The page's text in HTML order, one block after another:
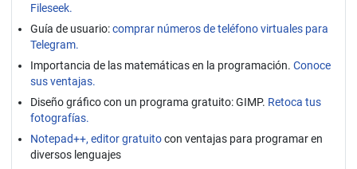
Fileseek.
Guía de usuario:comprar números de teléfono virtuales para
Telegram.
Importancia de las matemáticas en la programación. Conoce
sus ventajas.
Diseño gráfico con un programa gratuito: GIMP. Retoca tus
fotografías.
Notepad++, editor gratuitocon ventajas para programar en
diversos lenguajes